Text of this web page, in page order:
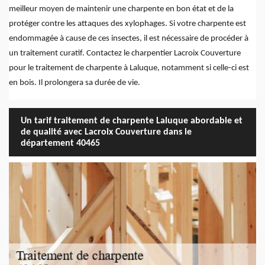
meilleur moyen de maintenir une charpente en bon état et de la
protéger contre les attaques des xylophages. Si votre charpente est
endommagée à cause de ces insectes, il est nécessaire de procéder à
un traitement curatif. Contactez le charpentier Lacroix Couverture
pour le traitement de charpente à Laluque, notamment si celle-ci est
en bois. Il prolongera sa durée de vie.
Un tarif traitement de charpente Laluque abordable et
de qualité avec Lacroix Couverture dans le
département 40465